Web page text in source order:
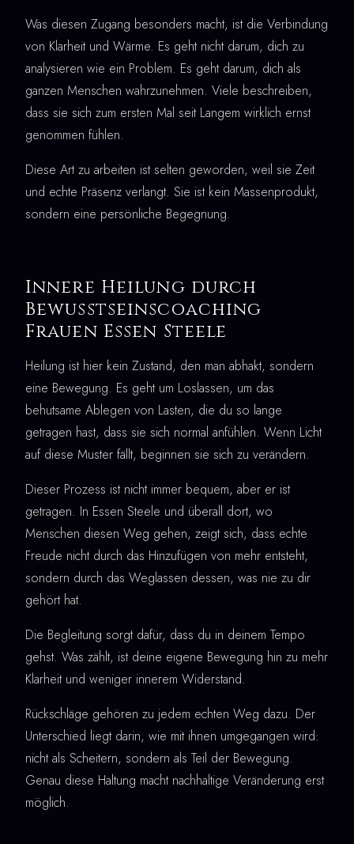
Was diesen Zugang besonders macht, ist die Verbindung
von Klarheit und Wärme. Es geht nicht darum, dich zu
analysieren wie ein Problem. Es geht darum, dich als
ganzen Menschen wahrzunehmen. Viele beschreiben,
dass sie sich zum ersten Mal seit Langem wirklich ernst
genommen fühlen.
Diese Art zu arbeiten ist selten geworden, weil sie Zeit
und echte Präsenz verlangt. Sie ist kein Massenprodukt,
sondern eine persönliche Begegnung.
Innere Heilung durch
Bewusstseinscoaching
Frauen Essen Steele
Heilung ist hier kein Zustand, den man abhakt, sondern
eine Bewegung. Es geht um Loslassen, um das
behutsame Ablegen von Lasten, die du so lange
getragen hast, dass sie sich normal anfühlen. Wenn Licht
auf diese Muster fällt, beginnen sie sich zu verändern.
Dieser Prozess ist nicht immer bequem, aber er ist
getragen. In Essen Steele und überall dort, wo
Menschen diesen Weg gehen, zeigt sich, dass echte
Freude nicht durch das Hinzufügen von mehr entsteht,
sondern durch das Weglassen dessen, was nie zu dir
gehört hat.
Die Begleitung sorgt dafür, dass du in deinem Tempo
gehst. Was zählt, ist deine eigene Bewegung hin zu mehr
Klarheit und weniger innerem Widerstand.
Rückschläge gehören zu jedem echten Weg dazu. Der
Unterschied liegt darin, wie mit ihnen umgegangen wird:
nicht als Scheitern, sondern als Teil der Bewegung.
Genau diese Haltung macht nachhaltige Veränderung erst
möglich.